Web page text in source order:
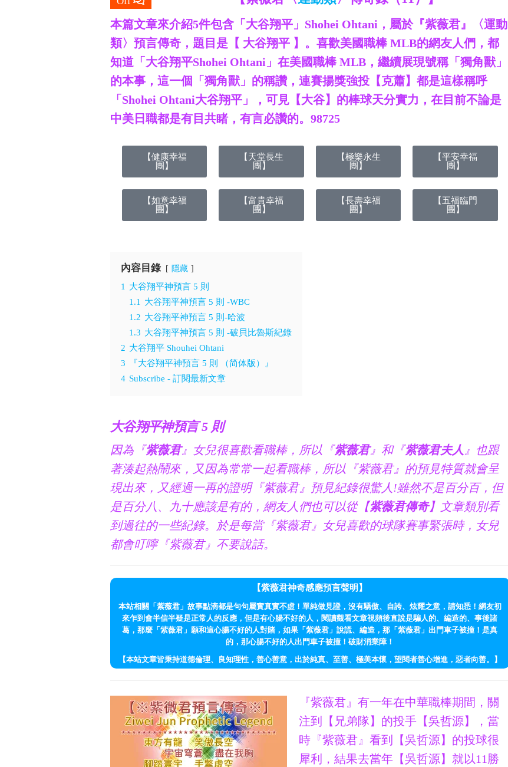
本篇文章來介紹5件包含「大谷翔平」Shohei Ohtani，屬於『紫薇君』〈運動
類〉預言傳奇，題目是【 大谷翔平 】。喜歡美國職棒 MLB的網友人們，都
知道「大谷翔平Shohei Ohtani」在美國職棒 MLB，繼續展現號稱「獨角獸」
的本事，這一個「獨角獸」的稱讚，連賽揚獎強投【克蕭】都是這樣稱呼
「Shohei Ohtani大谷翔平」，可見【大谷】的棒球天分實力，在目前不論是
中美日職都是有目共睹，有言必讚的。98725
【健康幸福
團】
【如意幸福
團】
【天堂長生
團】
【富貴幸福
團】
【極樂永生
團】
【長壽幸福
團】
【平安幸福
團】
【五福臨門
團】
內容目錄 隱藏
1 大谷翔平神預言 5 則
1.1 大谷翔平神預言 5 則 -WBC
1.2 大谷翔平神預言 5 則-哈波
1.3 大谷翔平神預言 5 則 -破貝比魯斯紀錄
2 大谷翔平 Shouhei Ohtani
3
『大谷翔平神預言 5 則 （简体版）』
4 Subscribe - 訂閱最新文章
大谷翔平神預言 5 則
因為『紫薇君』女兒很喜歡看職棒，所以『紫薇君』和『紫薇君夫人 』也跟
著湊起熱鬧來，又因為常常一起看職棒，所以『紫薇君』的預見特質就會呈
現出來，又經過一再的證明『紫薇君』預見紀錄很驚人!雖然不是百分百，但
是百分八、九十應該是有的，網友人們也可以從【紫薇君傳奇】文章類別看
到過往的一些紀錄。於是每當『紫薇君』女兒喜歡的球隊賽事緊張時，女兒
都會叮嚀『紫薇君』不要說話。
【紫薇君神奇感應預言聲明】
本站相關「紫薇君」故事點滴都是句句屬實真實不虛！單純做見證，沒有驕傲、自誇、炫耀之意，請知悉！網友初
來乍到會半信半疑是正常人的反應，但是有心腸不好的人，閱讀觀看文章視頻後直說是騙人的、編造的、事後諸
葛，那麼「紫薇君」願和這心腸不好的人對賭，如果「紫薇君」說謊、編造，那「紫薇君」出門車子被撞！是真
的，那心腸不好的人出門車子被撞！破財消業障！
【本站文章皆秉持道德倫理、良知理性，善心善意，出於純真、至善、極美本懷，望閱者善心增進，惡者向善。】
『紫薇君』有一年在中華職棒期間，關
注到【兄弟隊】的投手【吳哲源】，當
時『紫薇君』看到【吳哲源】的投球很
犀利，結果去當年【吳哲源】就以11勝